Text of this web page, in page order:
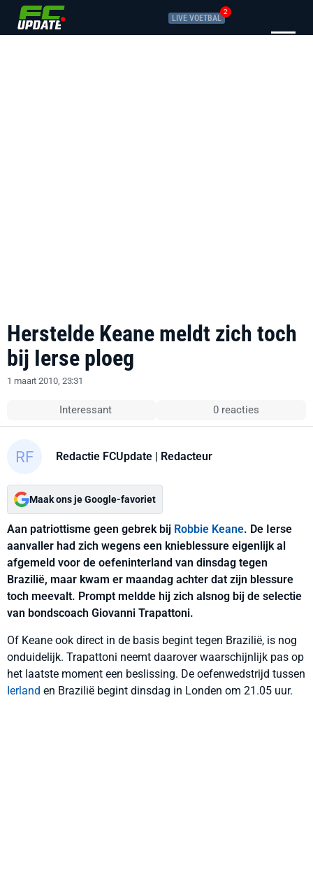
LIVE VOETBAL
2
Herstelde Keane meldt zich toch
bij Ierse ploeg
1 maart 2010, 23:31
Interessant 0 reacties
Redactie FCUpdate | Redacteur
Maak ons je Google-favoriet
Aan patriottisme geen gebrek bij Robbie Keane. De Ierse
aanvaller had zich wegens een knieblessure eigenlijk al
afgemeld voor de oefeninterland van dinsdag tegen
Brazilië, maar kwam er maandag achter dat zijn blessure
toch meevalt. Prompt meldde hij zich alsnog bij de selectie
van bondscoach Giovanni Trapattoni.
Of Keane ook direct in de basis begint tegen Brazilië, is nog
onduidelijk. Trapattoni neemt daarover waarschijnlijk pas op
het laatste moment een beslissing. De oefenwedstrijd tussen
Ierland en Brazilië begint dinsdag in Londen om 21.05 uur.